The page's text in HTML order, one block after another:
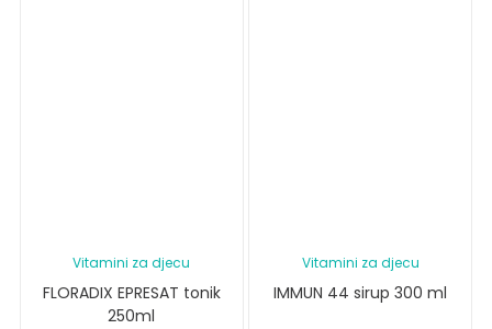
Vitamini za djecu
FLORADIX EPRESAT tonik
250ml
Vitamini za djecu
IMMUN 44 sirup 300 ml